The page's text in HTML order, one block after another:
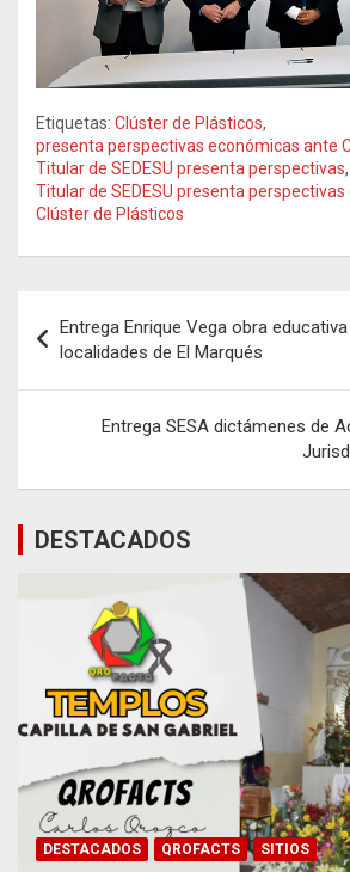
Etiquetas: Clúster de Plásticos,
presenta perspectivas económicas ante
Titular de SEDESU presenta perspectivas,
Titular de SEDESU presenta
Clúster de Plásticos
de
entradas
Entrega Enrique Vega obra
localidades de El Marqués
Entrega SESA dictámenes de
DESTACADOS
DESTACADOS QROFACTS SITIOS